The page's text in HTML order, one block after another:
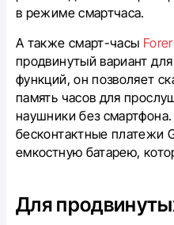
в режиме смартчаса.
А также смарт-часы
продвинутый вариант
функций, он позволяет
память часов для
наушники без
бесконтактные платежи
емкостную батарею,
Для